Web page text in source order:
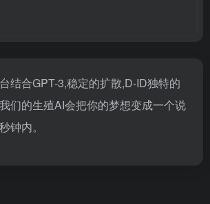
结合GPT-3,稳定的扩散,D-ID独特的
们的生殖AI会把你的梦想变成一个说
钟内。